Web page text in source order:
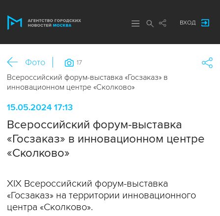
ВХОД
Фото
Всероссийский форум-выставка «Госзаказ» в
инновационном центре «Сколково»
17
15.05.2024 17:13
Всероссийский форум-выставка
«Госзаказ» в инновационном центре
«Сколково»
ХIХ Всероссийский форум-выставка
«Госзаказ» на территории инновационного
центра «Сколково».